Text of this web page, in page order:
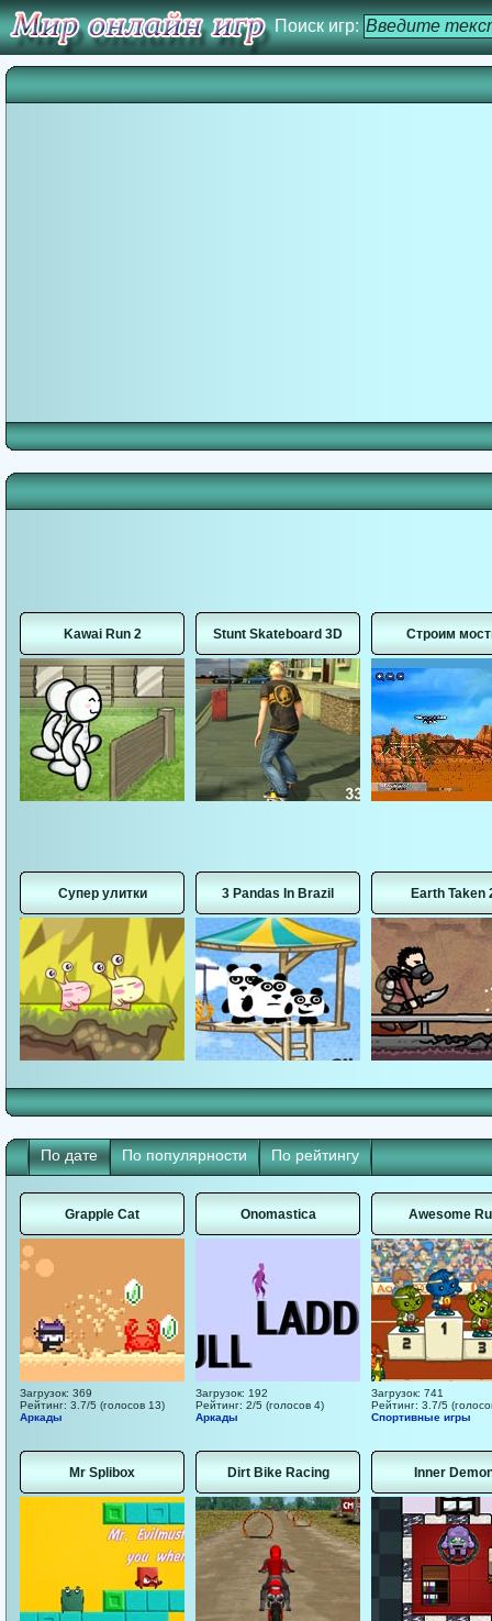
Поиск игр:
Kawai Run 2 Stunt Skateboard 3D Строим
Супер улитки 3 Pandas In Brazil Earth Taken
По дате По популярности По рейтингу
Grapple Cat
Загрузок: 369
Рейтинг: 3.7/5 (голосов 13)
Аркады
Onomastica
Загрузок: 192
Рейтинг: 2/5 (голосов 4)
Аркады
Awesome
Загрузок: 741
Рейтинг: 3.7/5
Спортивные игры
Mr Splibox Dirt Bike Racing Inner